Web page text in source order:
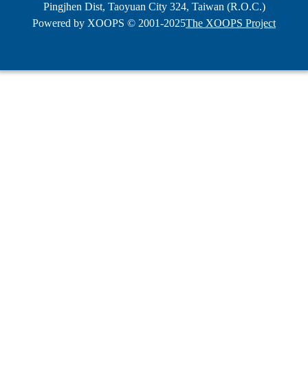
Pingjhen Dist, Taoyuan City 324, Taiwan (R.O.C.)
Powered by XOOPS © 2001-2025The XOOPS Project